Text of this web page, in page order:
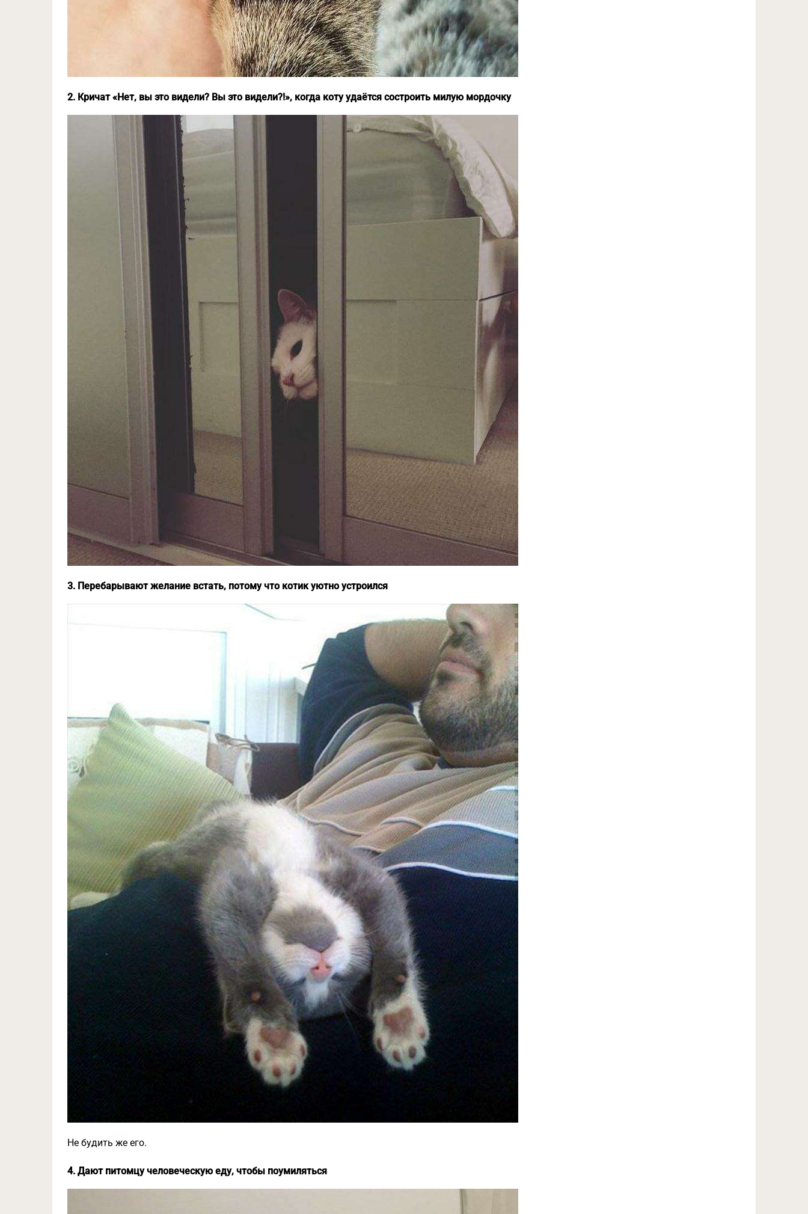
2. Кричат «Нет, вы это видели? Вы это видели?!», когда коту удаётся состроить милую мордочку
3. Перебарывают желание встать, потому что котик уютно устроился
Не будить же его.
4. Дают питомцу человеческую еду, чтобы поумиляться